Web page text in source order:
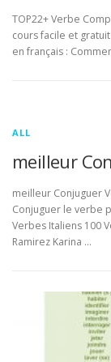
TOP22+ Verbe
cours facile et
en français :
ALL
meilleur
meilleur Conjuguer
Conjuguer le verbe
Verbes Italiens 100
Ramirez Karina …